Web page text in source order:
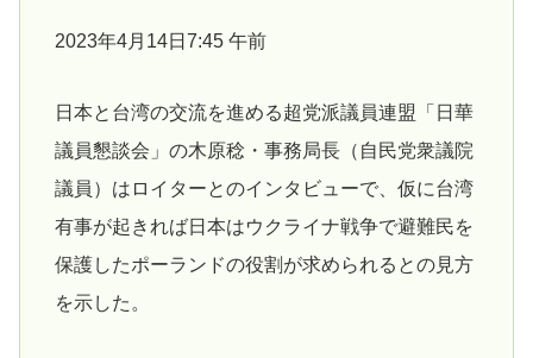
2023年4月14日7:45 午前
日本と台湾の交流を進める超党派議員連盟「日華
議員懇談会」の木原稔・事務局長（自民党衆議院
議員）はロイターとのインタビューで、仮に台湾
有事が起きれば日本はウクライナ戦争で避難民を
保護したポーランドの役割が求められるとの見方
を示した。